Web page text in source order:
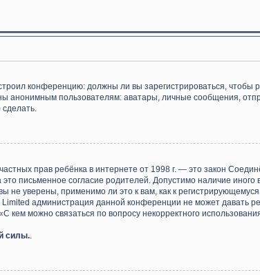
конференцию: должны ли вы зарегистрироваться,
анонимным пользователям: аватары, личные сообщения,
сделать.
прав ребёнка в интернете от 1998 г. — это закон
письменное согласие родителей. Допустимо наличие
уверены, применимо ли это к вам, как к
администрация данной конференции не может давать
можно связаться по вопросу некорректного
силы..